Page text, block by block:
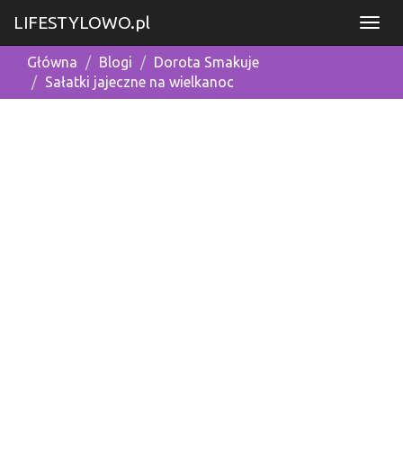
LIFESTYLOWO.pl
Główna Blogi
Dorota Smakuje
Sałatki jajeczne na wielkanoc